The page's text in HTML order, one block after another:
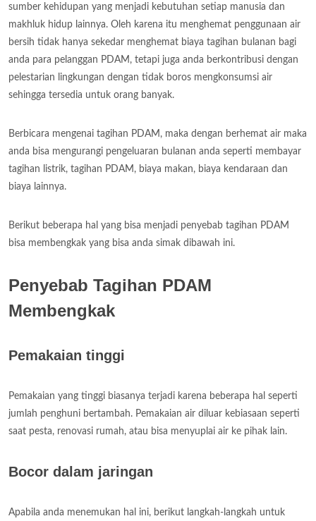
sumber kehidupan yang menjadi kebutuhan setiap manusia dan
makhluk hidup lainnya. Oleh karena itu menghemat penggunaan air
bersih tidak hanya sekedar menghemat biaya tagihan bulanan bagi
anda para pelanggan PDAM, tetapi juga anda berkontribusi dengan
pelestarian lingkungan dengan tidak boros mengkonsumsi air
sehingga tersedia untuk orang banyak.
Berbicara mengenai tagihan PDAM, maka dengan berhemat air maka
anda bisa mengurangi pengeluaran bulanan anda seperti membayar
tagihan listrik, tagihan PDAM, biaya makan, biaya kendaraan dan
biaya lainnya.
Berikut beberapa hal yang bisa menjadi penyebab tagihan PDAM
bisa membengkak yang bisa anda simak dibawah ini.
Penyebab Tagihan PDAM
Membengkak
Pemakaian tinggi
Pemakaian yang tinggi biasanya terjadi karena beberapa hal seperti
jumlah penghuni bertambah. Pemakaian air diluar kebiasaan seperti
saat pesta, renovasi rumah, atau bisa menyuplai air ke pihak lain.
Bocor dalam jaringan
Apabila anda menemukan hal ini, berikut langkah-langkah untuk